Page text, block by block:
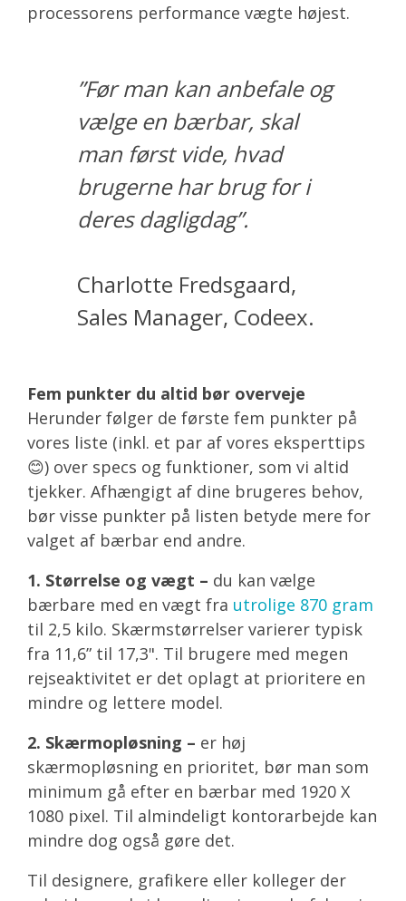
processorens performance vægte højest.
”Før man kan anbefale og
vælge en bærbar, skal
man først vide, hvad
brugerne har brug for i
deres dagligdag”.
Charlotte Fredsgaard,
Sales Manager, Codeex.
Fem punkter du altid bør overveje
Herunder følger de første fem punkter på
vores liste (inkl. et par af vores eksperttips
😊) over specs og funktioner, som vi altid
tjekker. Afhængigt af dine brugeres behov,
bør visse punkter på listen betyde mere for
valget af bærbar end andre.
1. Størrelse og vægt – du kan vælge
bærbare med en vægt fra utrolige 870 gram
til 2,5 kilo. Skærmstørrelser varierer typisk
fra 11,6” til 17,3". Til brugere med megen
rejseaktivitet er det oplagt at prioritere en
mindre og lettere model.
2. Skærmopløsning – er høj
skærmopløsning en prioritet, bør man som
minimum gå efter en bærbar med 1920 X
1080 pixel. Til almindeligt kontorarbejde kan
mindre dog også gøre det.
Til designere, grafikere eller kolleger der